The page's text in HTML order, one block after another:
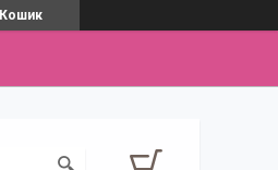
Кошик